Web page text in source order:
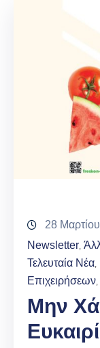
28
Newsletter
Τελευταία Νέα
Επιχειρήσεων
Μην